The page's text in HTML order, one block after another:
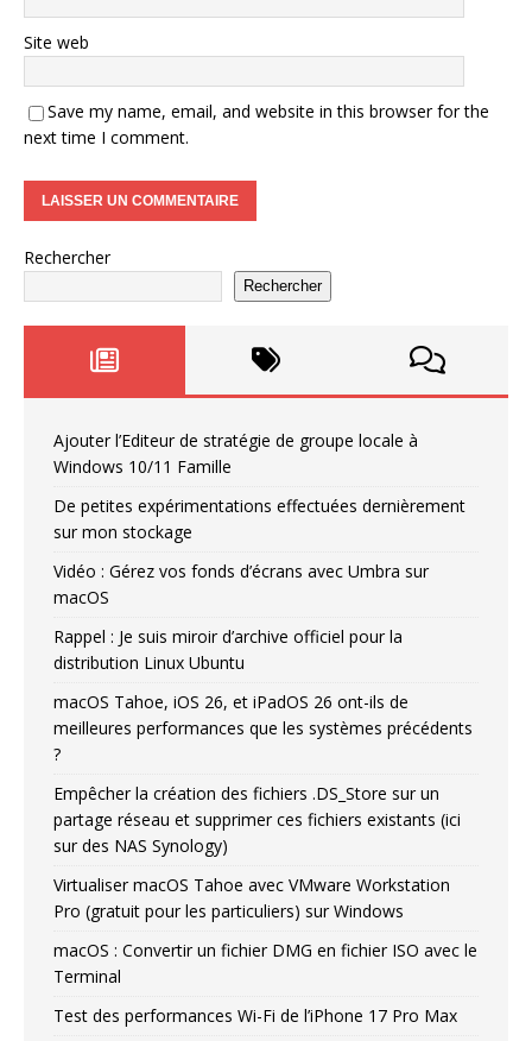
Site web
Save my name, email, and website in this browser for the
next time I comment.
Rechercher
Rechercher
Ajouter l’Editeur de stratégie de groupe locale à
Windows 10/11 Famille
De petites expérimentations effectuées dernièrement
sur mon stockage
Vidéo : Gérez vos fonds d’écrans avec Umbra sur
macOS
Rappel : Je suis miroir d’archive officiel pour la
distribution Linux Ubuntu
macOS Tahoe, iOS 26, et iPadOS 26 ont-ils de
meilleures performances que les systèmes précédents
?
Empêcher la création des fichiers .DS_Store sur un
partage réseau et supprimer ces fichiers existants (ici
sur des NAS Synology)
Virtualiser macOS Tahoe avec VMware Workstation
Pro (gratuit pour les particuliers) sur Windows
macOS : Convertir un fichier DMG en fichier ISO avec le
Terminal
Test des performances Wi-Fi de l’iPhone 17 Pro Max